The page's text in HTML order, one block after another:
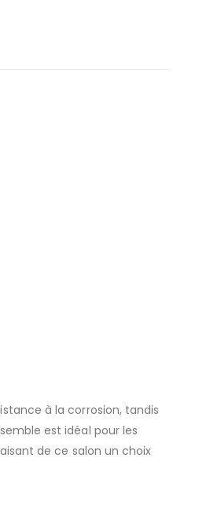
à la corrosion, tandis
est idéal pour les
de ce salon un choix